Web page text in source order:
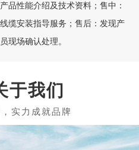
品性能介绍及技术资料；售中：
缆安装指导服务；售后：发现产
现场确认处理。
于我们